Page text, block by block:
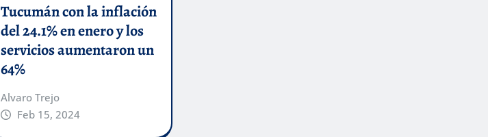
Tucumán con la inflación
del 24.1% en enero y los
servicios aumentaron un
64%
Alvaro Trejo
Feb 15, 2024